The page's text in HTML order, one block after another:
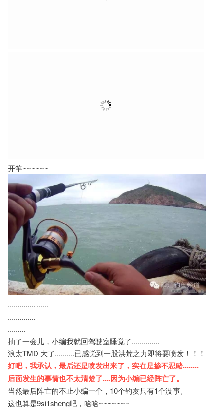
开竿~~~~~~
.....................
..............
.........
抽了一会儿，小编我就回驾驶室睡觉了..............
浪太TMD 大了..........已感觉到一股洪荒之力即将要喷发！！！
好吧，我承认，最后还是喷发出来了，实在是掺不忍睹........
后面发生的事情也不太清楚了....因为小编已经阵亡了。
当然最后阵亡的不止小编一个，10个钓友只有1个没事。
这也算是9si1sheng吧，哈哈~~~~~~~